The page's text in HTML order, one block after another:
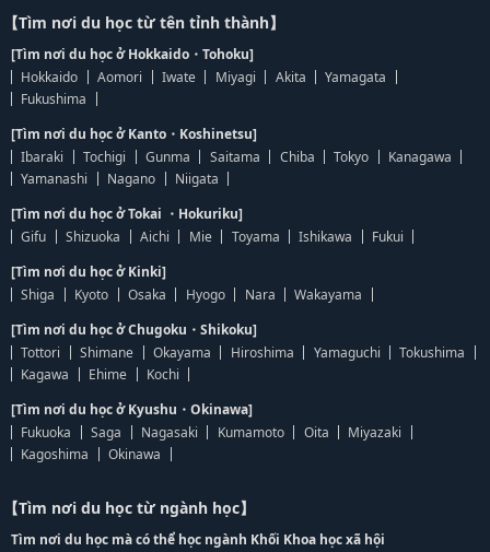
【Tìm nơi du học từ tên tỉnh thành】
[Tìm nơi du học ở Hokkaido・Tohoku]
Hokkaido
Aomori Iwate Miyagi Akita
Yamagata
Fukushima
[Tìm nơi du học ở Kanto・Koshinetsu]
Ibaraki
Tochigi Gunma Saitama Chiba Tokyo
Kanagawa
Yamanashi
Nagano
Niigata
[Tìm nơi du học ở Tokai ・Hokuriku]
Gifu
Shizuoka Aichi Mie Toyama Ishikawa
Fukui
[Tìm nơi du học ở Kinki]
Shiga
Kyoto Osaka Hyogo Nara
Wakayama
[Tìm nơi du học ở Chugoku・Shikoku]
Tottori
Shimane Okayama Hiroshima Yamaguchi
Tokushima
Kagawa
Ehime
Kochi
[Tìm nơi du học ở Kyushu・Okinawa]
Fukuoka
Saga Nagasaki Kumamoto Oita
Miyazaki
Kagoshima
Okinawa
【Tìm nơi du học từ ngành học】
Tìm nơi du học mà có thể học ngành Khối Khoa học xã hội